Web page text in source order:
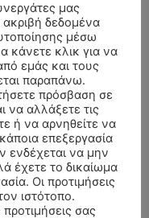
25/7/2026 –
Α. ΠΑΛΙΟΥΡΑΣ
μας
δεδομένα
μέσω
κάνετε κλικ για να
εμάς και τους
παραπάνω.
πρόσβαση σε
να αλλάξετε τις
ή να αρνηθείτε να
επεξεργασία
να μην
έχετε το δικαίωμα
Οι προτιμήσεις
ιστότοπο.
σας